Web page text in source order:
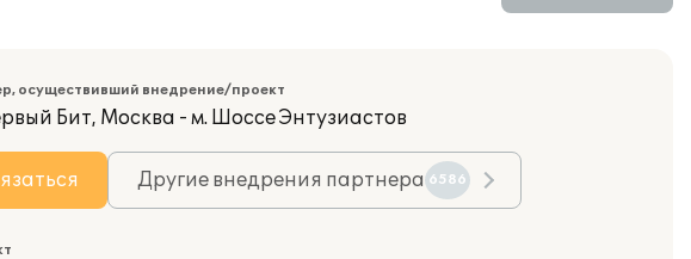
осуществивший внедрение/проект
Бит, Москва - м. Шоссе Энтузиастов
Другие внедрения партнера 6586